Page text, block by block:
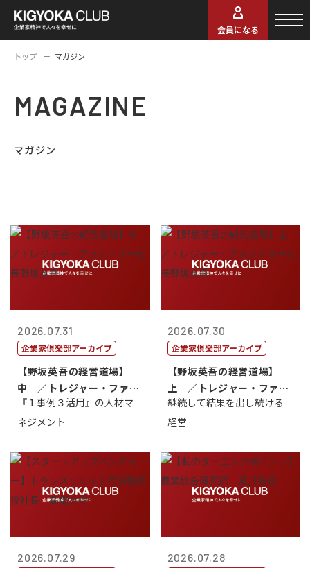
会員になる
トップ マガジン
MAGAZINE
マガジン
2026.07.31
企業家倶楽部アーカイブ
【野坂英吾の経営道場】
中 ／トレジャー・ファク
トリー社長野坂...
『１事例３活用』の人材マ
ネジメント
2026.07.30
企業家倶楽部アーカイブ
【野坂英吾の経営道場】
上 ／トレジャー・ファク
トリー社長野坂...
継続して結果を出し続ける
経営
2026.07.29 2026.07.28